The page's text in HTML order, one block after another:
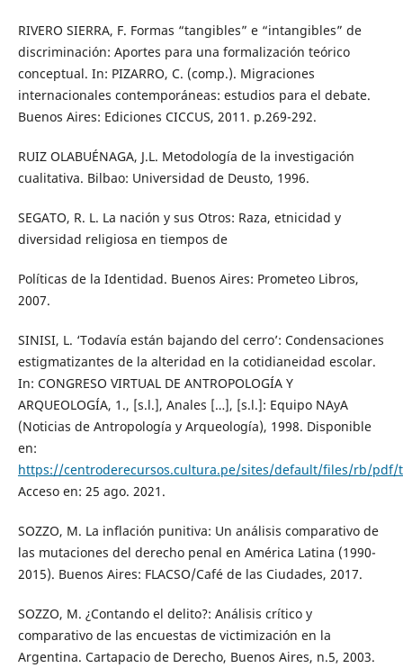
RIVERO SIERRA, F. Formas “tangibles” e “intangibles” de
discriminación: Aportes para una formalización teórico
conceptual. In: PIZARRO, C. (comp.). Migraciones
internacionales contemporáneas: estudios para el debate.
Buenos Aires: Ediciones CICCUS, 2011. p.269-292.
RUIZ OLABUÉNAGA, J.L. Metodología de la investigación
cualitativa. Bilbao: Universidad de Deusto, 1996.
SEGATO, R. L. La nación y sus Otros: Raza, etnicidad y
diversidad religiosa en tiempos de
Políticas de la Identidad. Buenos Aires: Prometeo Libros,
2007.
SINISI, L. ‘Todavía están bajando del cerro’: Condensaciones
estigmatizantes de la alteridad en la cotidianeidad escolar.
In: CONGRESO VIRTUAL DE ANTROPOLOGÍA Y
ARQUEOLOGÍA, 1., [s.l.], Anales […], [s.l.]: Equipo NAyA
(Noticias de Antropología y Arqueología), 1998. Disponible
en:
https://centroderecursos.cultura.pe/sites/default/files/rb/pdf/
Acceso en: 25 ago. 2021.
SOZZO, M. La inflación punitiva: Un análisis comparativo de
las mutaciones del derecho penal en América Latina (1990-
2015). Buenos Aires: FLACSO/Café de las Ciudades, 2017.
SOZZO, M. ¿Contando el delito?: Análisis crítico y
comparativo de las encuestas de victimización en la
Argentina. Cartapacio de Derecho, Buenos Aires, n.5, 2003.